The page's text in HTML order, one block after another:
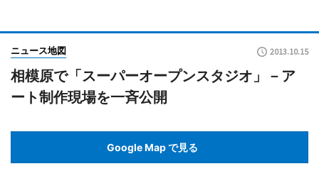
ニュース地図 2013.10.15
相模原で「スーパーオープンスタジオ」－ア
ート制作現場を一斉公開
Google Map で見る